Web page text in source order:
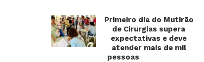
Primeiro dia do Mutirão
de Cirurgias supera
expectativas e deve
atender mais de mil
pessoas